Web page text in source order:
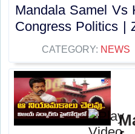
Mandala Samel Vs
Congress Politics |
CATEGORY: NEWS